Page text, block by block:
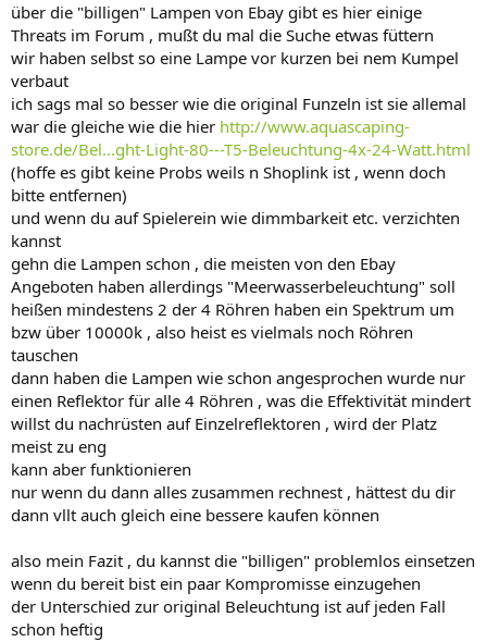
über die "billigen" Lampen von Ebay gibt es hier einige
Threats im Forum , mußt du mal die Suche etwas füttern
wir haben selbst so eine Lampe vor kurzen bei nem Kumpel
verbaut
ich sags mal so besser wie die original Funzeln ist sie allemal
war die gleiche wie die hier http://www.aquascaping-
store.de/Bel...ght-Light-80---T5-Beleuchtung-4x-24-Watt.html
(hoffe es gibt keine Probs weils n Shoplink ist , wenn doch
bitte entfernen)
und wenn du auf Spielerein wie dimmbarkeit etc. verzichten
kannst
gehn die Lampen schon , die meisten von den Ebay
Angeboten haben allerdings "Meerwasserbeleuchtung" soll
heißen mindestens 2 der 4 Röhren haben ein Spektrum um
bzw über 10000k , also heist es vielmals noch Röhren
tauschen
dann haben die Lampen wie schon angesprochen wurde nur
einen Reflektor für alle 4 Röhren , was die Effektivität mindert
willst du nachrüsten auf Einzelreflektoren , wird der Platz
meist zu eng
kann aber funktionieren
nur wenn du dann alles zusammen rechnest , hättest du dir
dann vllt auch gleich eine bessere kaufen können
also mein Fazit , du kannst die "billigen" problemlos einsetzen
wenn du bereit bist ein paar Kompromisse einzugehen
der Unterschied zur original Beleuchtung ist auf jeden Fall
schon heftig